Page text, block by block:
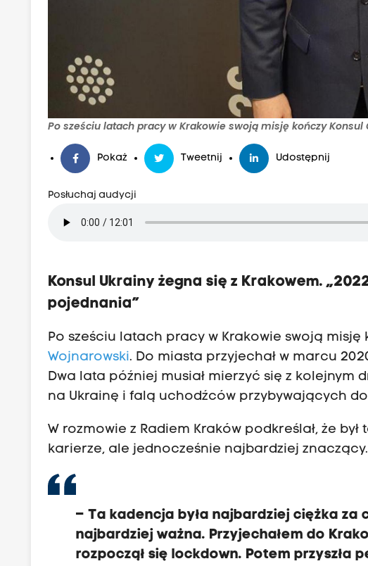
Po sześciu latach pracy w Krakowie swoją misję kończy Konsul
Pokaż Tweetnij Udostępnij
Posłuchaj audycji
Konsul Ukrainy żegna się z Krakowem.
pojednania”
Po sześciu latach pracy w Krakowie swoją misję
Wojnarowski. Do miasta przyjechał w marcu
Dwa lata później musiał mierzyć się z kolejnym
na Ukrainę i falą uchodźców przybywających do
W rozmowie z Radiem Kraków podkreślał, że
karierze, ale jednocześnie najbardziej znaczący.
– Ta kadencja była najbardziej ciężka za
najbardziej ważna. Przyjechałem do
rozpoczął się lockdown. Potem przyszła